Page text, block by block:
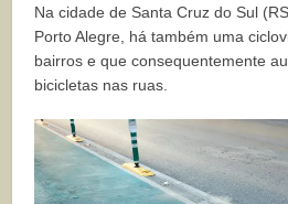
Na cidade de Santa Cruz do Sul
Porto Alegre, há também uma
bairros e que consequentemente
bicicletas nas ruas.